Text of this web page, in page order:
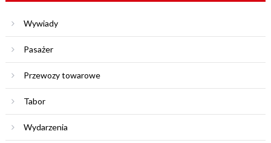
Wywiady
Pasażer
Przewozy towarowe
Tabor
Wydarzenia